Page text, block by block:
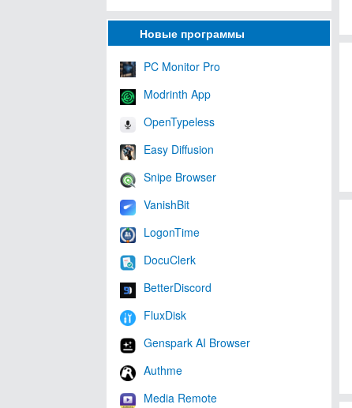
Новые программы
PC Monitor Pro
Modrinth App
OpenTypeless
Easy Diffusion
Snipe Browser
VanishBit
LogonTime
DocuClerk
BetterDiscord
FluxDisk
Genspark AI Browser
Authme
Media Remote